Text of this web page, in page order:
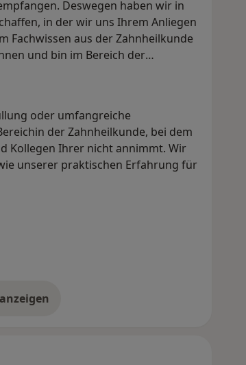
Deswegen haben wir in
in der wir uns Ihrem Anliegen
Fachwissen aus der Zahnheilkunde
und bin im Bereich der
oder umfangreiche
der Zahnheilkunde, bei dem
Ihrer nicht annimmt. Wir
unserer praktischen Erfahrung für
egal, ob sich an einer
hat oder die Weisheitszähne
versorgen können.
sich an jedes Alter richten.
Erfahrungen